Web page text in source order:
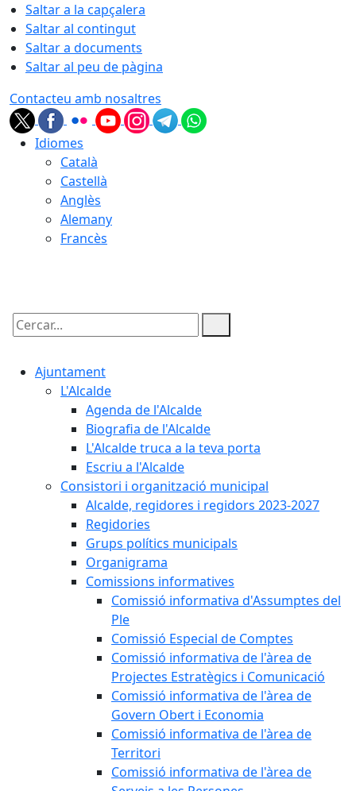
Saltar a la capçalera
Saltar al contingut
Saltar a documents
Saltar al peu de pàgina
Contacteu amb nosaltres
Idiomes
Català
Castellà
Anglès
Alemany
Francès
Cercar:
Ajuntament
L'Alcalde
Agenda de l'Alcalde
Biografia de l'Alcalde
L'Alcalde truca a la teva porta
Escriu a l'Alcalde
Consistori i organització municipal
Alcalde, regidores i regidors 2023-2027
Regidories
Grups polítics municipals
Organigrama
Comissions informatives
Comissió informativa d'Assumptes del
Ple
Comissió Especial de Comptes
Comissió informativa de l'àrea de
Projectes Estratègics i Comunicació
Comissió informativa de l'àrea de
Govern Obert i Economia
Comissió informativa de l'àrea de
Territori
Comissió informativa de l'àrea de